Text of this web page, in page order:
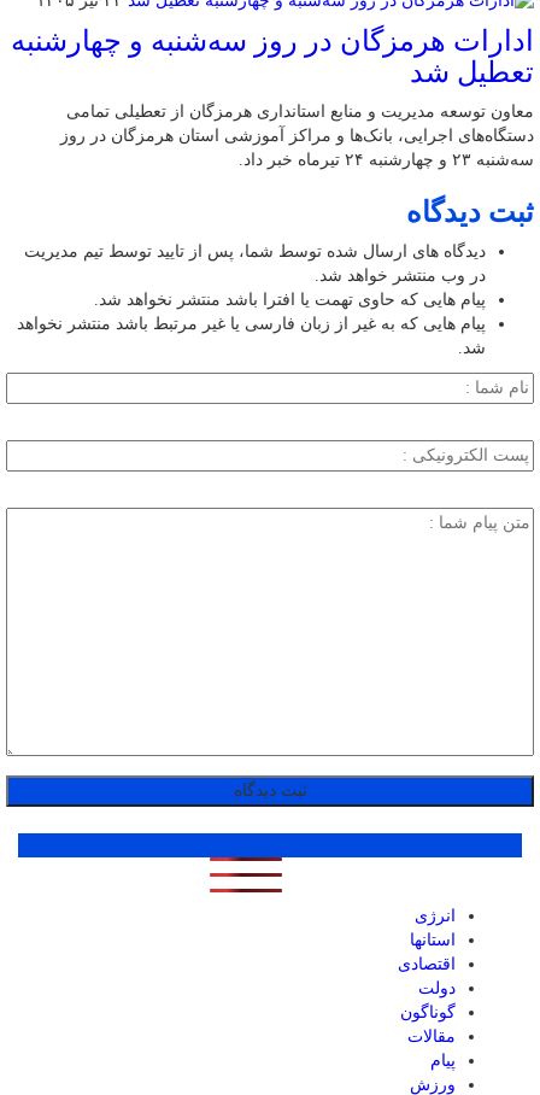
ادارات هرمزگان در روز سه‌شنبه و چهارشنبه
تعطیل شد
معاون توسعه مدیریت و منابع استانداری هرمزگان از تعطیلی تمامی
دستگاه‌های اجرایی، بانک‌ها و مراکز آموزشی استان هرمزگان در روز
سه‌شنبه ۲۳ و چهارشنبه ۲۴ تیرماه خبر داد.
ثبت دیدگاه
دیدگاه های ارسال شده توسط شما، پس از تایید توسط تیم مدیریت
در وب منتشر خواهد شد.
پیام هایی که حاوی تهمت یا افترا باشد منتشر نخواهد شد.
پیام هایی که به غیر از زبان فارسی یا غیر مرتبط باشد منتشر نخواهد
شد.
انرژی
استانها
اقتصادی
دولت
گوناگون
مقالات
پیام
ورزش